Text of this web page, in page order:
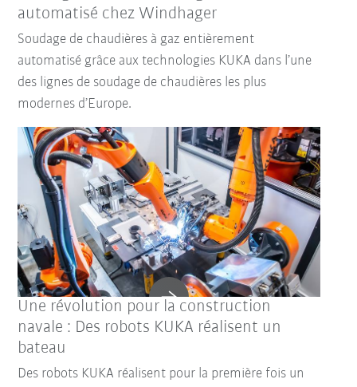
automatisé chez Windhager
Soudage de chaudières à gaz entièrement
automatisé grâce aux technologies KUKA dans l’une
des lignes de soudage de chaudières les plus
modernes d’Europe.
Une révolution pour la construction
navale : Des robots KUKA réalisent un
bateau
Des robots KUKA réalisent pour la première fois un